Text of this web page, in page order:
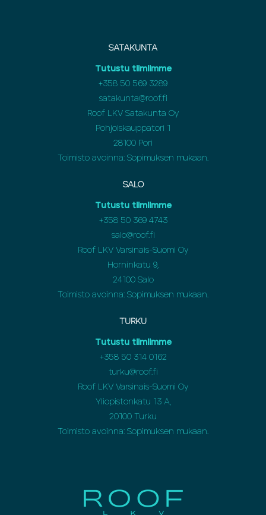
SATAKUNTA
Tutustu tiimiimme
+358 50 569 3289
satakunta@roof.fi
Roof LKV Satakunta Oy
Pohjoiskauppatori 1
28100 Pori
Toimisto avoinna: Sopimuksen mukaan.
SALO
Tutustu tiimiimme
+358 50 369 4743
salo@roof.fi
Roof LKV Varsinais-Suomi Oy
Horninkatu 9,
24100 Salo
Toimisto avoinna: Sopimuksen mukaan.
TURKU
Tutustu tiimiimme
+358 50 314 0162
turku@roof.fi
Roof LKV Varsinais-Suomi Oy
Yliopistonkatu 13 A,
20100 Turku
Toimisto avoinna: Sopimuksen mukaan.